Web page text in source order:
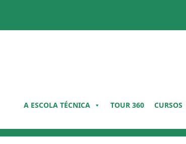
o
A ESCOLA TÉCNICA TOUR 360 CURSOS